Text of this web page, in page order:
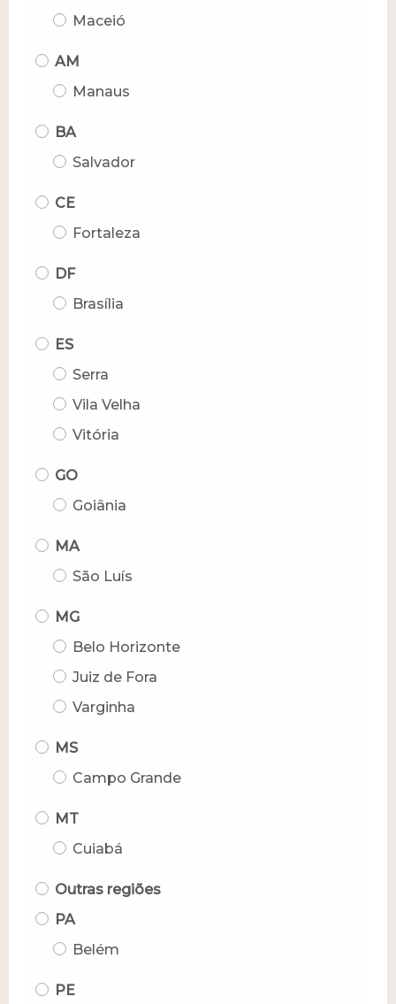
Maceió
AM
Manaus
BA
Salvador
CE
Fortaleza
DF
Brasília
ES
Serra
Vila Velha
Vitória
GO
Goiânia
MA
São Luís
MG
Belo Horizonte
Juiz de Fora
Varginha
MS
Campo Grande
MT
Cuiabá
Outras regiões
PA
Belém
PE